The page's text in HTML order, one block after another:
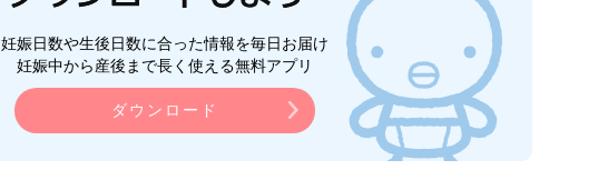
妊娠日数や生後日数に合った情報を毎日お届け
妊娠中から産後まで長く使える無料アプリ
ダウンロード